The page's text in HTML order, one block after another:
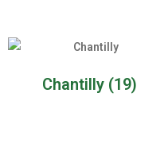
Chantilly (19)